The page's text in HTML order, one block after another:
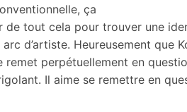
ça
de tout cela pour trouver une
d’artiste. Heureusement que
perpétuellement en
Il aime se remettre en